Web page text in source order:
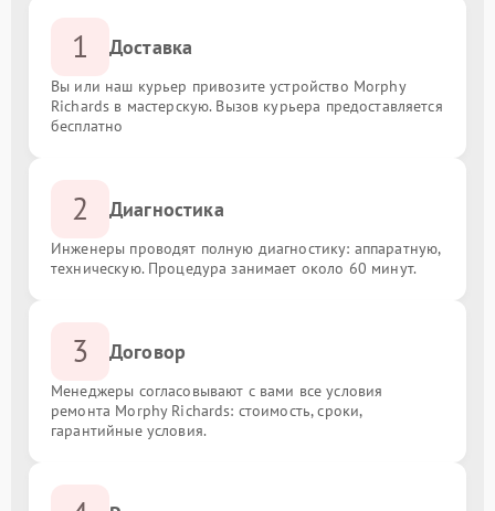
1 Доставка
Вы или наш курьер привозите устройство Morphy
Richards в мастерскую. Вызов курьера предоставляется
бесплатно
2 Диагностика
Инженеры проводят полную диагностику: аппаратную,
техническую. Процедура занимает около 60 минут.
3 Договор
Менеджеры согласовывают с вами все условия
ремонта Morphy Richards: стоимость, сроки,
гарантийные условия.